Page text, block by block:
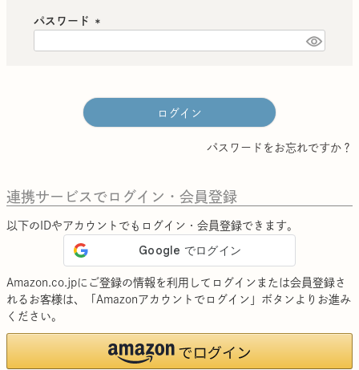
パスワード
ログイン
パスワードをお忘れですか？
連携サービスでログイン・会員登録
以下のIDやアカウントでもログイン・会員登録できます。
Amazon.co.jpにご登録の情報を利用してログインまたは会員登録さ
れるお客様は、「Amazonアカウントでログイン」ボタンよりお進み
ください。